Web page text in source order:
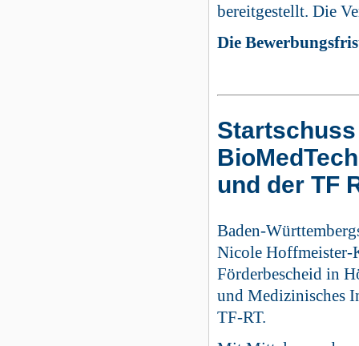
bereitgestellt. Die
Die
und der TF
Baden-
Nicole Hoffmeister-
Förderbescheid in
und Medizinisches
TF-RT.